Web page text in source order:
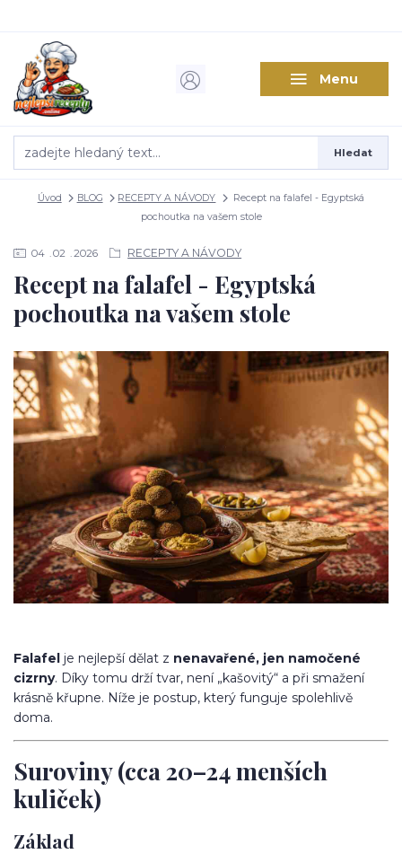
Menu
Hledat
Úvod BLOG RECEPTY A NÁVODY
Recept na falafel - Egyptská
pochoutka na vašem stole
04 02 2026 RECEPTY A NÁVODY
Recept na falafel - Egyptská
pochoutka na vašem stole
Falafel je nejlepší dělat z nenavařené, jen namočené
cizrny. Díky tomu drží tvar, není „kašovitý“ a při smažení
krásně křupne. Níže je postup, který funguje spolehlivě
doma.
Suroviny (cca 20–24 menších
kuliček)
Základ